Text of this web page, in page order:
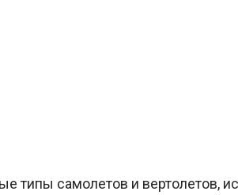
типы самолетов и вертолетов,